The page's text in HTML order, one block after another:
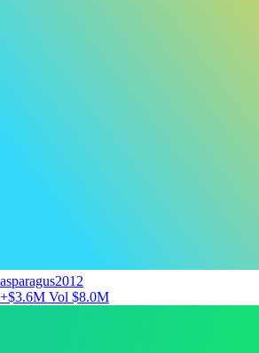
asparagus2012
+$3.6M Vol $8.0M